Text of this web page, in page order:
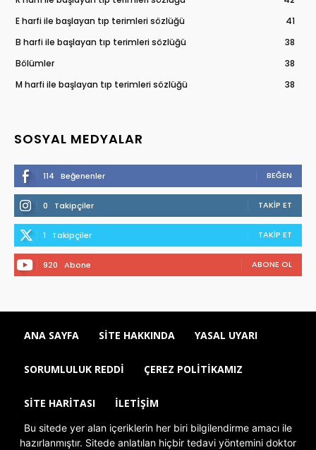
E harfi ile başlayan tıp terimleri sözlüğü
41
B harfi ile başlayan tıp terimleri sözlüğü
38
Bölümler
38
M harfi ile başlayan tıp terimleri sözlüğü
38
SOSYAL MEDYALAR
114 Beğenenler BEĞEN
0 Takipçiler TAKIP ET
1 Takipçiler TAKIP ET
920 Abone ABONE OL
ANA SAYFA SITE HAKKINDA YASAL UYARI
SORUMLULUK REDDI ÇEREZ POLITIKAMIZ
SITE HARITASI İLETIŞIM
Bu sitede yer alan içeriklerin her biri bilgilendirme amacı ile
hazırlanmıştır. Sitede anlatılan hiçbir tedavi yöntemini doktor